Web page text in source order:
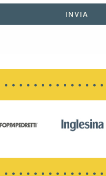
INVIA